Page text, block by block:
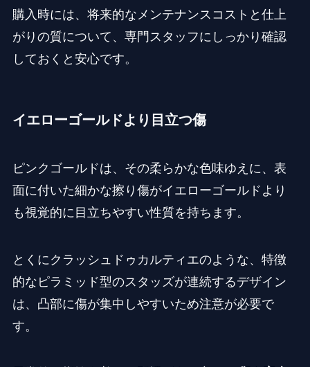
購入時には、将来的なメンテナンスコストと仕上
がりの質について、専門スタッフにしっかり確認
しておくと安心です。
イエローゴールドより目立つ傷
ピンクゴールドは、その柔らかな色味ゆえに、表
面に付いた細かな擦り傷がイエローゴールドより
も視覚的に目立ちやすい性質を持ちます。
とくにクラッシュドゥカルティエのような、特徴
的なピラミッド型のスタッズが連続するデザイン
は、凸部に傷が集中しやすいため注意が必要で
す。